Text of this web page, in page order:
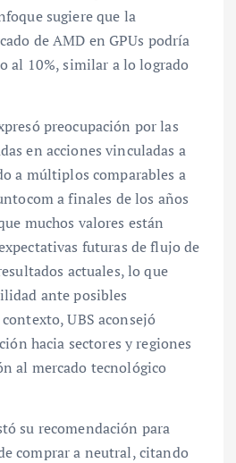
sugiere que la
de AMD en GPUs podría
al 10%, similar a lo logrado
preocupación por las
en acciones vinculadas a
a múltiplos comparables a
a finales de los años
muchos valores están
futuras de flujo de
actuales, lo que
ante posibles
UBS aconsejó
hacia sectores y regiones
al mercado tecnológico
su recomendación para
comprar a neutral, citando